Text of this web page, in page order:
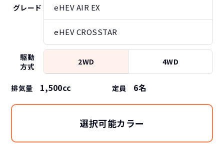
グレード eHEV AIR EX
eHEV CROSSTAR
駆動
方式
2WD 4WD
排気量 1,500cc 定員 6名
選択可能カラー